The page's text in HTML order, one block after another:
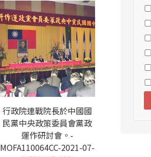
行政院連戰院長於中國國
民黨中央政策委員會黨政
運作研討會。-
MOFA110064CC-2021-07-